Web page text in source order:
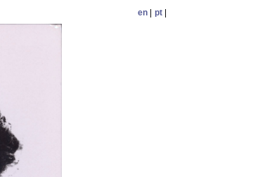
en pt|